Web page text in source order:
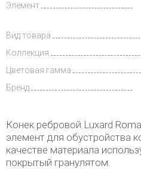
Доставка
Элемент
Вид товара
Коллекция
Цветовая гамма
Бренд
Конек ребровой Luxard
элемент для обустройства
качестве материала
покрытый гранулятом.